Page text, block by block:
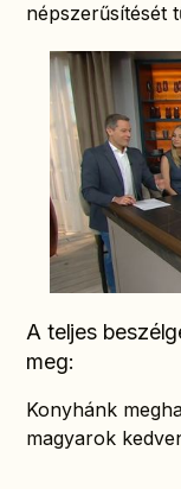
népszerűsítését
A teljes
meg:
Konyhánk
magyarok